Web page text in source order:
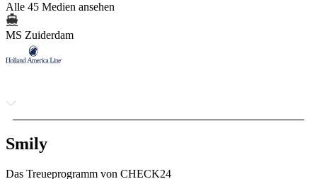
Alle 45 Medien ansehen
MS Zuiderdam
Smily
Das Treueprogramm von CHECK24